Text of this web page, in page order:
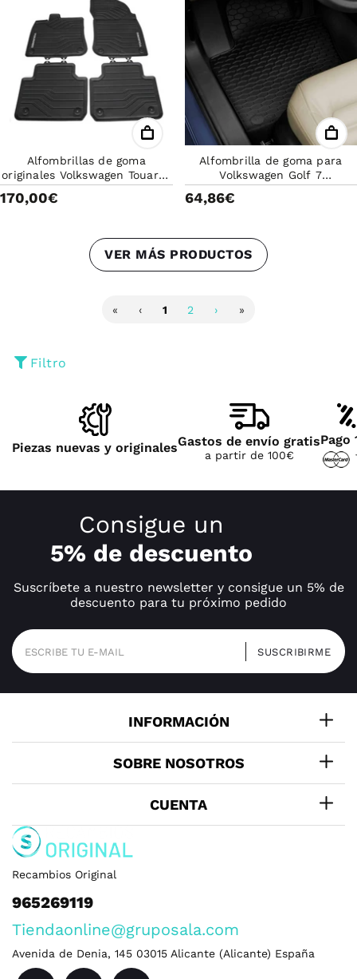
Alfombrillas de goma
originales Volkswagen Touareg
76106150082V
170,00€
Alfombrilla de goma para
Volkswagen Golf 7
5G1061550C041
64,86€
VER MÁS PRODUCTOS
« ‹ 1 2 › »
Filtro
Piezas nuevas y originalesGastos de envío gratis
a partir de 100€
Pago
Consigue un
5% de descuento
Suscríbete a nuestro newsletter y consigue un 5% de
descuento para tu próximo pedido
INFORMACIÓN
SOBRE NOSOTROS
CUENTA
Recambios Original
965269119
Tiendaonline@gruposala.com
Avenida de Denia, 145 03015 Alicante (Alicante) España